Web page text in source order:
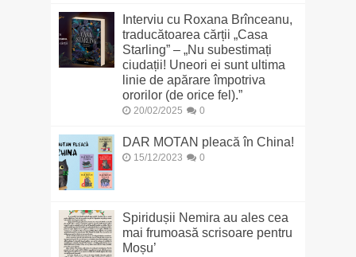
Interviu cu Roxana Brînceanu,
traducătoarea cărții „Casa
Starling” – „Nu subestimați
ciudații! Uneori ei sunt ultima
linie de apărare împotriva
ororilor (de orice fel).”
20/02/2025 0
DAR MOTAN pleacă în China!
15/12/2023 0
Spiridușii Nemira au ales cea
mai frumoasă scrisoare pentru
Moșu’